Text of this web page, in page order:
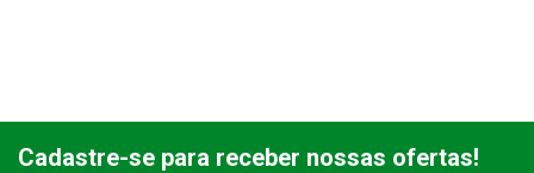
Cadastre-se para receber nossas ofertas!